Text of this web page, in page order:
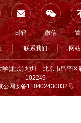
邮箱 微信
联系我们 网
(北京) 地址：北京市昌平区
102249
公网安备110402430032号